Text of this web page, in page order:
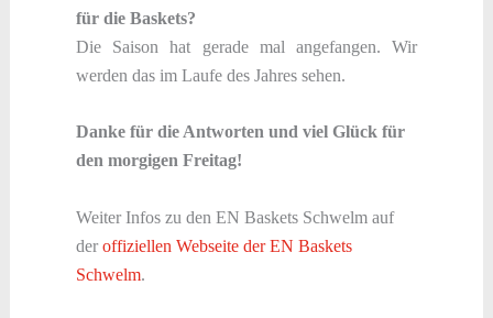
für die Baskets?
Die Saison hat gerade mal angefangen. Wir
werden das im Laufe des Jahres sehen.
Danke für die Antworten und viel Glück für
den morgigen Freitag!
Weiter Infos zu den EN Baskets Schwelm auf
der offiziellen Webseite der EN Baskets
Schwelm.